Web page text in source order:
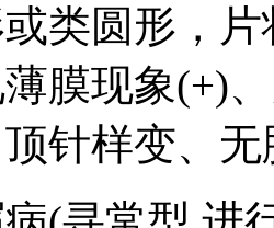
类圆形，
膜现象(+)
针样变、